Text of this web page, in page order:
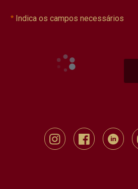
Indica os campos necessários